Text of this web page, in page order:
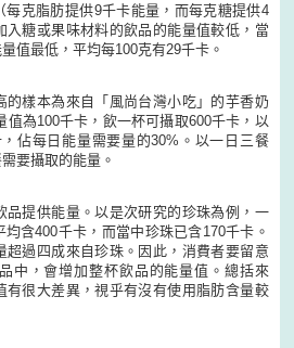
每克脂肪提供9千卡能量，而每克糖提供4
入糖或果味材料的飲品的能量值較低，當
值最低，平均每100克有29千卡。
的樣本為來自「風尚台灣小吃」的芋香奶
值為100千卡，飲一杯可攝取600千卡，以
佔每日能量需要量的30%。以一日三餐
要攝取的能量。
品提供能量。以是次研究的珍珠為例，一
含400千卡，而當中珍珠已含170千卡。
超過四成來自珍珠。因此，消費者要留意
中，會增加整杯飲品的能量值。總括來
有很大差異，視乎有沒有使用脂肪含量較